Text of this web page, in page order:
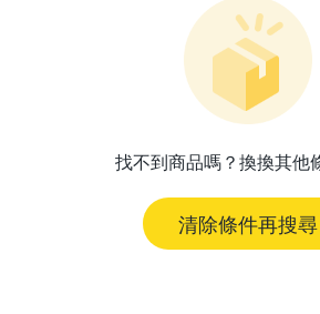
找不到商品嗎？換換其他
清除條件再搜尋